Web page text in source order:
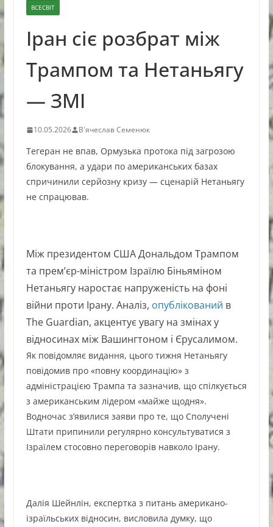
ВСЕСВІТ
Іран сіє розбрат між
Трампом та Нетаньягу
— ЗМІ
10.05.2026 В'ячеслав Семенюк
Тегеран не впав, Ормузька протока під загрозою
блокування, а удари по американських базах
спричинили серйозну кризу — сценарій Нетаньягу
не спрацював.
Між президентом США Дональдом Трампом
та прем’єр-міністром Ізраїлю Біньяміном
Нетаньягу наростає напруженість на фоні
війни проти Ірану. Аналіз, опублікований в
The Guardian, акцентує увагу на змінах у
відносинах між Вашингтоном і Єрусалимом.
Як повідомляє видання, цього тижня Нетаньягу
повідомив про «повну координацію» з
адміністрацією Трампа та зазначив, що спілкується
з американським лідером «майже щодня».
Водночас з’явилися заяви про те, що Сполучені
Штати припинили регулярно консультуватися з
Ізраїлем стосовно переговорів навколо Ірану.
Далія Шейнлін, експертка з питань американо-
ізраїльських відносин, висловила думку, що